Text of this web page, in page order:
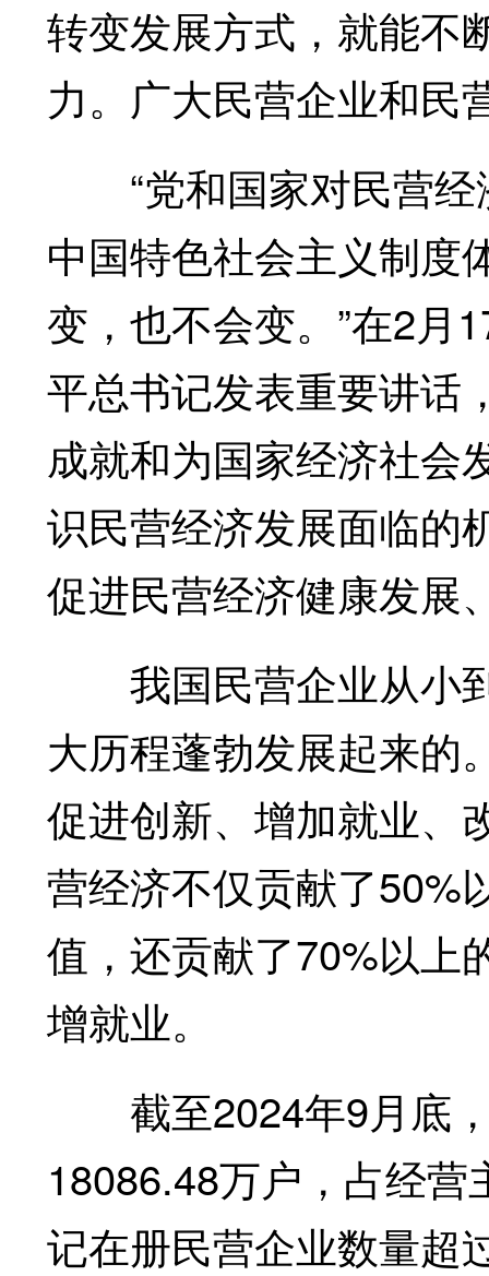
转变发展方式，就能不
力。广大民营企业和民
“党和国家对民营经
中国特色社会主义制度
变，也不会变。”在2月
平总书记发表重要讲话
成就和为国家经济社会
识民营经济发展面临的
促进民营经济健康发展
我国民营企业从小
大历程蓬勃发展起来的
促进创新、增加就业、
营经济不仅贡献了50%
值，还贡献了70%以上
增就业。
截至2024年9月底，
18086.48万户，占经
记在册民营企业数量超